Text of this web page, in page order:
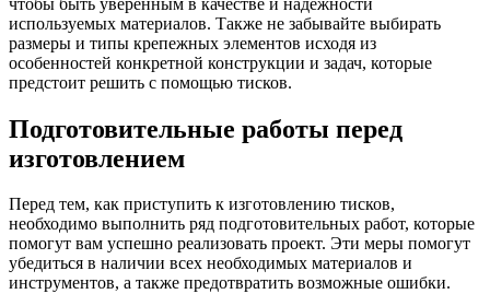
используемых материалов. Также не забывайте выбирать
размеры и типы крепежных элементов исходя из
особенностей конкретной конструкции и задач, которые
предстоит решить с помощью тисков.
Подготовительные работы перед
изготовлением
Перед тем, как приступить к изготовлению тисков,
необходимо выполнить ряд подготовительных работ, которые
помогут вам успешно реализовать проект. Эти меры помогут
убедиться в наличии всех необходимых материалов и
инструментов, а также предотвратить возможные ошибки.